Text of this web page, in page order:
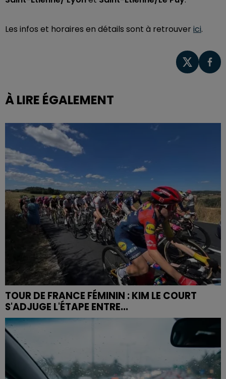
Les infos et horaires en détails sont à retrouver ici.
À LIRE ÉGALEMENT
TOUR DE FRANCE FÉMININ : KIM LE COURT
S'ADJUGE L'ÉTAPE ENTRE...